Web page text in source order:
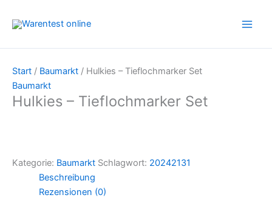
Inhalt
Start / Baumarkt / Hulkies – Tieflochmarker Set
Baumarkt
Hulkies – Tieflochmarker Set
Kategorie: Baumarkt Schlagwort: 20242131
Beschreibung
Rezensionen (0)